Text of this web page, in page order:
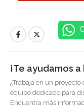
¡Te ayudamos
¿Trabaja en un
equipo dedicado para
Encuentra más